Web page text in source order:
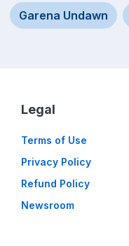
Garena Undawn
Legal
Terms of Use
Privacy Policy
Refund Policy
Newsroom